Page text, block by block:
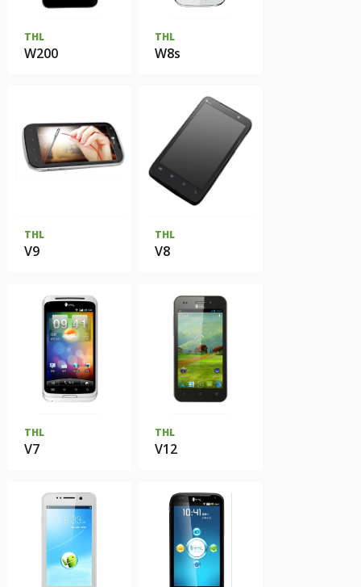
THL
W200
THL
W8s
THL
V9
THL
V8
THL
V7
THL
V12